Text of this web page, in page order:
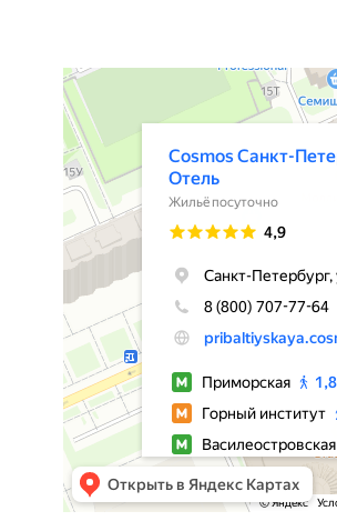
Архив
Архив 2021
Архив 2025
Запись трансляций
nmonews
Cosmos St. Petersburg Pribaltiyskaya Hotel
Гостиница в Санкт‑Петербурге